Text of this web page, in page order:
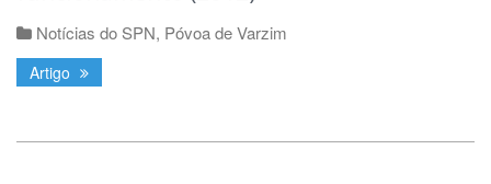
Notícias do SPN, Póvoa de Varzim
Artigo